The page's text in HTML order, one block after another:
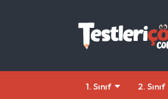
1. Sınıf 2. Sınıf